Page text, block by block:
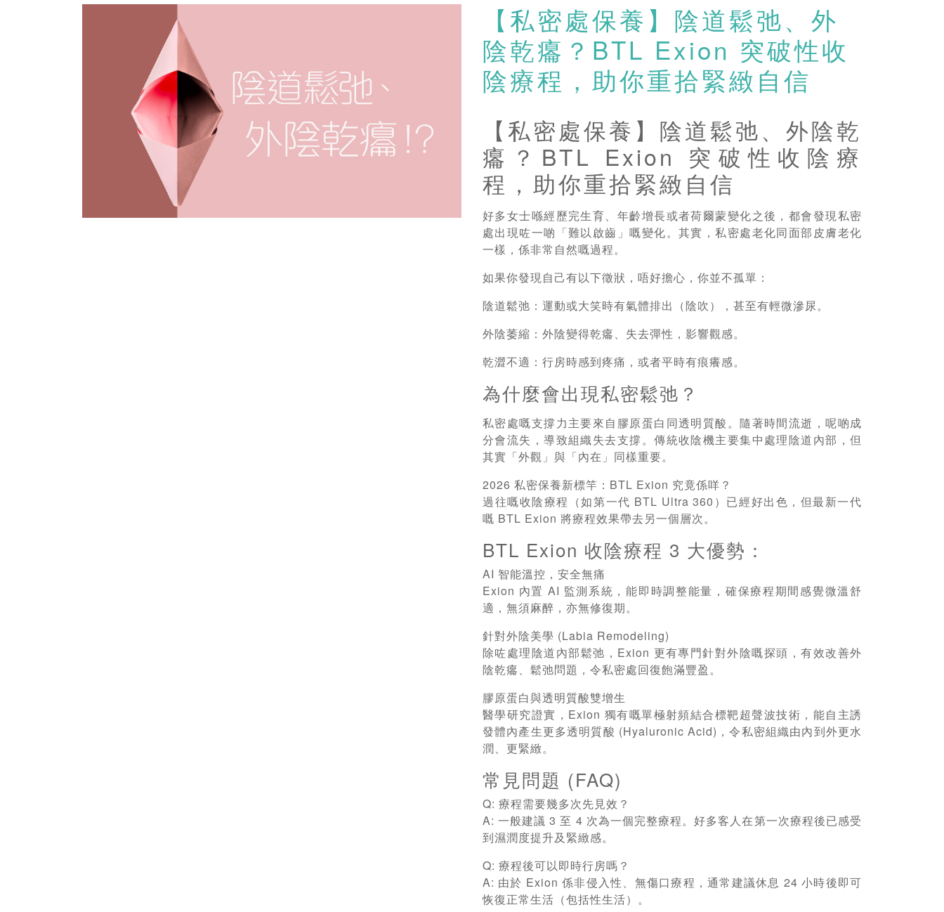
【私密處保養】陰道鬆弛、外
陰乾癟？BTL Exion 突破性收
陰療程，助你重拾緊緻自信
【私密處保養】陰道鬆弛、外陰乾
癟？BTL Exion 突破性收陰療
程，助你重拾緊緻自信
好多女士喺經歷完生育、年齡增長或者荷爾蒙變化之後，都會發現私密
處出現咗一啲「難以啟齒」嘅變化。其實，私密處老化同面部皮膚老化
一樣，係非常自然嘅過程。
如果你發現自己有以下徵狀，唔好擔心，你並不孤單：
陰道鬆弛：運動或大笑時有氣體排出（陰吹），甚至有輕微滲尿。
外陰萎縮：外陰變得乾癟、失去彈性，影響觀感。
乾澀不適：行房時感到疼痛，或者平時有痕癢感。
為什麼會出現私密鬆弛？
私密處嘅支撐力主要來自膠原蛋白同透明質酸。隨著時間流逝，呢啲成
分會流失，導致組織失去支撐。傳統收陰機主要集中處理陰道內部，但
其實「外觀」與「內在」同樣重要。
2026 私密保養新標竿：BTL Exion 究竟係咩？
過往嘅收陰療程（如第一代 BTL Ultra 360）已經好出色，但最新一代
嘅 BTL Exion 將療程效果帶去另一個層次。
BTL Exion 收陰療程 3 大優勢：
AI 智能溫控，安全無痛
Exion 內置 AI 監測系統，能即時調整能量，確保療程期間感覺微溫舒
適，無須麻醉，亦無修復期。
針對外陰美學 (Labia Remodeling)
除咗處理陰道內部鬆弛，Exion 更有專門針對外陰嘅探頭，有效改善外
陰乾癟、鬆弛問題，令私密處回復飽滿豐盈。
膠原蛋白與透明質酸雙增生
醫學研究證實，Exion 獨有嘅單極射頻結合標靶超聲波技術，能自主誘
發體內產生更多透明質酸 (Hyaluronic Acid)，令私密組織由內到外更水
潤、更緊緻。
常見問題 (FAQ)
Q: 療程需要幾多次先見效？
A: 一般建議 3 至 4 次為一個完整療程。好多客人在第一次療程後已感受
到濕潤度提升及緊緻感。
Q: 療程後可以即時行房嗎？
A: 由於 Exion 係非侵入性、無傷口療程，通常建議休息 24 小時後即可
恢復正常生活（包括性生活）。